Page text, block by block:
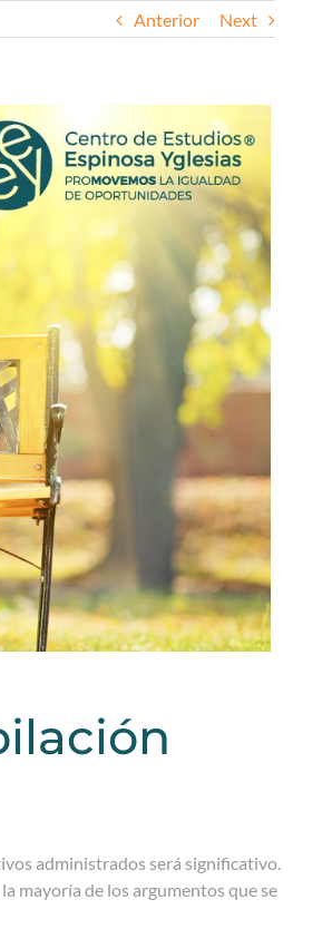
Anterior Next
administrados será significativo.
mayoría de los argumentos que se